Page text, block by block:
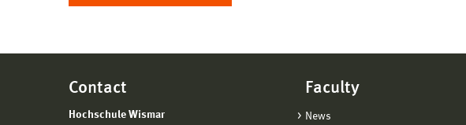
Contact
Hochschule Wismar
Faculty
News